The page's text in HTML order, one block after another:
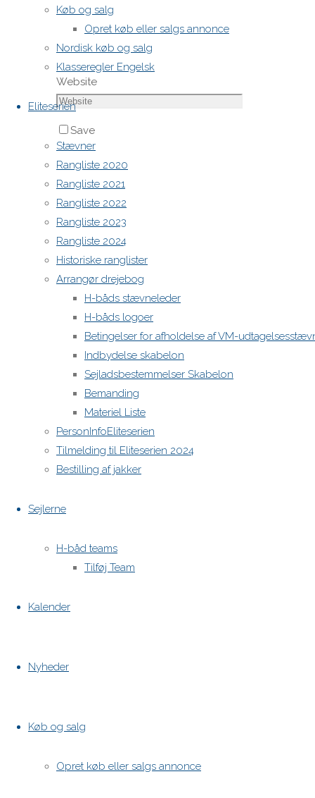
Køb og salg
Opret køb eller salgs annonce
Nordisk køb og salg
Klasseregler Engelsk
Eliteserien
Stævner
Rangliste 2020
Rangliste 2021
Rangliste 2022
Rangliste 2023
Rangliste 2024
Historiske ranglister
Arrangør drejebog
H-båds stævneleder
H-båds logoer
Betingelser for afholdelse af VM-
Indbydelse skabelon
Sejladsbestemmelser Skabelon
Bemanding
Materiel Liste
PersonInfoEliteserien
Tilmelding til Eliteserien 2024
Bestilling af jakker
Sejlerne
H-båd teams
Tilføj Team
Kalender
Nyheder
Køb og salg
Opret køb eller salgs annonce
Email *
Website
Save
my name,
email,
and site
URL in my
browser
for next
time I
post a
comment.
https://h-boot.org/termine
Powered by